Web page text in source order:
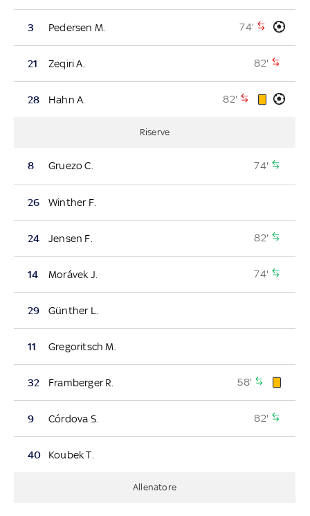
3 Pedersen M. 74'
21 Zeqiri A. 82'
28 Hahn A. 82'
Riserve
8 Gruezo C. 74'
26 Winther F.
24 Jensen F. 82'
14 Morávek J. 74'
29 Günther L.
11 Gregoritsch M.
32 Framberger R. 58'
9 Córdova S. 82'
40 Koubek T.
Allenatore